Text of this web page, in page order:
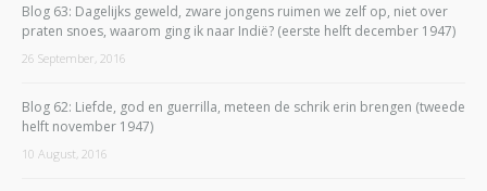
Blog 63: Dagelijks geweld, zware jongens ruimen we zelf op, niet over
praten snoes, waarom ging ik naar Indië? (eerste helft december 1947)
26 September, 2016
Blog 62: Liefde, god en guerrilla, meteen de schrik erin brengen (tweede
helft november 1947)
10 August, 2016